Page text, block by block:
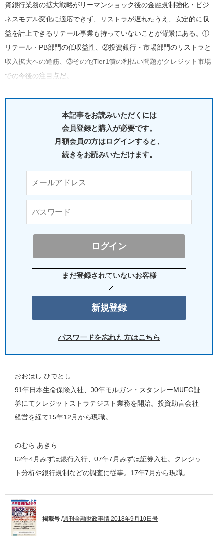
資銀行業務の拡大戦略がリーマンショック後の金融規制強化・ビジ
ネスモデル変化に適応できず、リストラが遅れたうえ、安定的に収
益を計上できるリテール事業も持っていないことが背景にある。①
リテール・PB部門の低収益性、②投資銀行・市場部門のリストラと
収入拡大への道筋、③その他Tier1債の利払い問題がクレジット市場
での今後の注目点だ。
本記事をお読みいただくには
会員登録と購入が必要です。
月額会員の方はログインすると、
続きをお読みいただけます。
まだ登録されていないお客様
パスワードを忘れた方はこちら
おおはし ひでとし
91年日本生命保険入社、00年モルガン・スタンレーMUFG証
券にてクレジットストラテジスト業務を開始。投資助言会社
経営を経て15年12月から現職。
のむら あきら
02年4月みずほ銀行入行、07年7月みずほ証券入社。クレジッ
ト分析や銀行規制などの調査に従事。17年7月から現職。
掲載号 /週刊金融財政事情 2018年9月10日号